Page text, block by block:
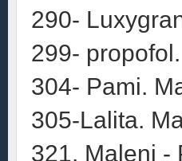
290-
299-
304- Pami.
305-Lalita.
321. Maleni -